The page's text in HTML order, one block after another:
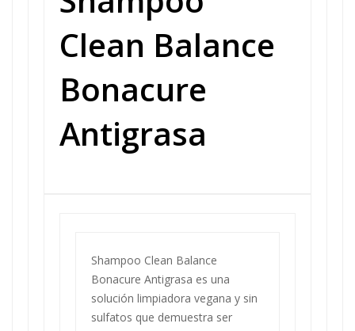
Clean Balance
Bonacure
Antigrasa
Shampoo Clean Balance
Bonacure Antigrasa es una
solución limpiadora vegana y sin
sulfatos que demuestra ser